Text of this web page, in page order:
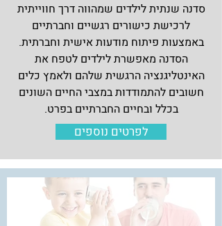
סדנה שנתית לילדים שמהווה דרך חווייתית
לרכישת כישורים רגשיים וחברתיים
באמצעות פיתוח מודעות אישית וחברתית.
הסדנה מאפשרת לילדים לטפח את
האינטליגנציה הרגשית שלהם ולאמץ כלים
חשובים להתמודדות במצבי החיים השונים
בכלל ובחיים החברתיים בפרט.
לפרטים נוספים